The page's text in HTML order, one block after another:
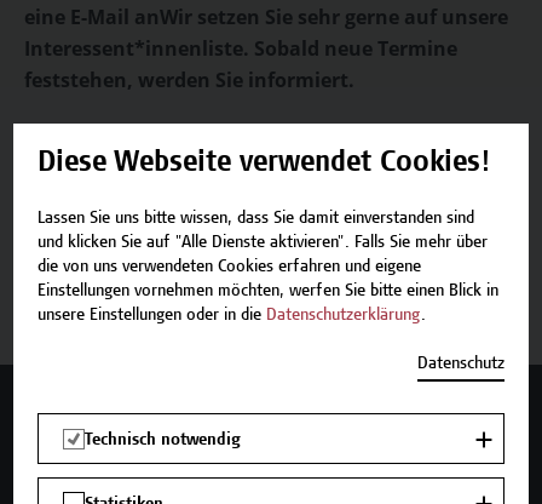
eine E-Mail anWir setzen Sie sehr gerne auf unsere
Interessent*innenliste. Sobald neue Termine
feststehen, werden Sie informiert.
Beschreibung
Termine und Bewerbung
Mehr Infos gewünscht?
Diese Webseite verwendet Cookies!
Lassen Sie uns bitte wissen, dass Sie damit einverstanden sind
und klicken Sie auf "Alle Dienste aktivieren". Falls Sie mehr über
die von uns verwendeten Cookies erfahren und eigene
Einstellungen vornehmen möchten, werfen Sie bitte einen Blick in
unsere Einstellungen oder in die Datenschutzerklärung.
Datenschutz
Technisch notwendig